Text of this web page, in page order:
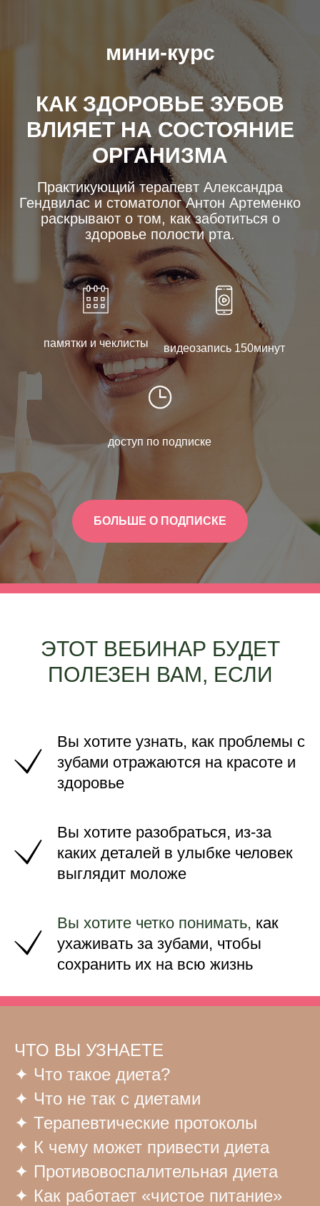
мини-курс
КАК ЗДОРОВЬЕ ЗУБОВ
ВЛИЯЕТ НА СОСТОЯНИЕ
ОРГАНИЗМА
Практикующий терапевт Александра
Гендвилас и стоматолог Антон Артеменко
раскрывают о том, как заботиться о
здоровье полости рта.
памятки и чеклисты видеозапись 150минут
доступ по подписке
БОЛЬШЕ О ПОДПИСКЕ
ЭТОТ ВЕБИНАР БУДЕТ
ПОЛЕЗЕН ВАМ, ЕСЛИ
Вы хотите узнать, как проблемы с
зубами отражаются на красоте и
здоровье
Вы хотите разобраться, из-за
каких деталей в улыбке человек
выглядит моложе
Вы хотите четко понимать, как
ухаживать за зубами, чтобы
сохранить их на всю жизнь
ЧТО ВЫ УЗНАЕТЕ
✦ Что такое диета?
✦ Что не так с диетами
✦ Терапевтические протоколы
✦ К чему может привести диета
✦ Противовоспалительная диета
✦ Как работает «чистое питание»